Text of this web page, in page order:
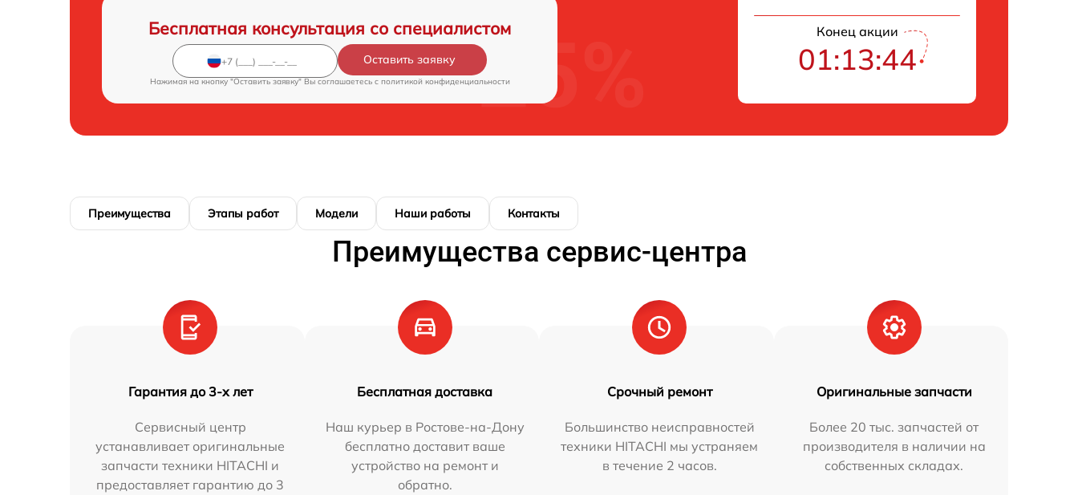
Бесплатная консультация со специалистом
Оставить заявку
Нажимая на кнопку "Оставить заявку" Вы соглашаетесь c политикой конфиденциальности
Конец акции
01:13:43
Преимущества Этапы работ Модели Наши работы Контакты
Преимущества сервис-центра
Гарантия до 3-х лет
Сервисный центр
устанавливает оригинальные
запчасти техники HITACHI и
предоставляет гарантию до 3
Бесплатная доставка
Наш курьер в Ростове-на-Дону
бесплатно доставит ваше
устройство на ремонт и
обратно.
Срочный ремонт
Большинство неисправностей
техники HITACHI мы устраняем
в течение 2 часов.
Оригинальные запчасти
Более 20 тыс. запчастей от
производителя в наличии на
собственных складах.